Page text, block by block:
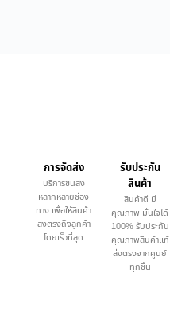
การจัดส่ง
บริการขนส่ง
หลากหลายช่อง
ทาง เพื่อให้สินค้า
ส่งตรงถึงลูกค้า
โดยเร็วที่สุด
รับประกัน
สินค้า
สินค้าดี มี
คุณภาพ มั่นใจได้
100% รับประกัน
คุณภาพสินค้าแท้
ส่งตรงจากศูนย์
ทุกชิ้น